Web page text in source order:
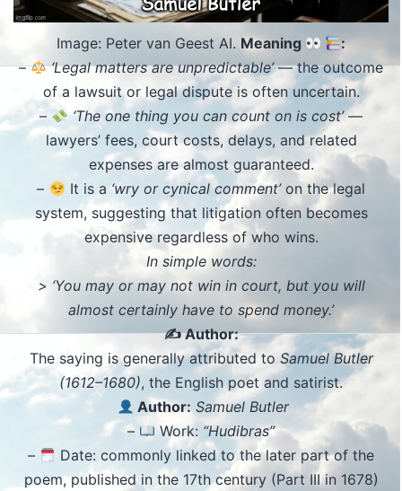
Image: Peter van Geest AI. Meaning
:
–
‘Legal matters are unpredictable’— the outcome
of a lawsuit or legal dispute is often uncertain.
–
‘The one thing you can count on is cost’—
lawyers’ fees, court costs, delays, and related
expenses are almost guaranteed.
–
It is a ‘wry or cynical comment’on the legal
system, suggesting that litigation often becomes
expensive regardless of who wins.
In simple words:
> ‘You may or may not win in court, but you will
almost certainly have to spend money.’
✍️ Author:
The saying is generally attributed to Samuel Butler
(1612–1680), the English poet and satirist.
Author: Samuel Butler
–
Work: “Hudibras”
–
Date: commonly linked to the later part of the
poem, published in the 17th century (Part III in 1678)